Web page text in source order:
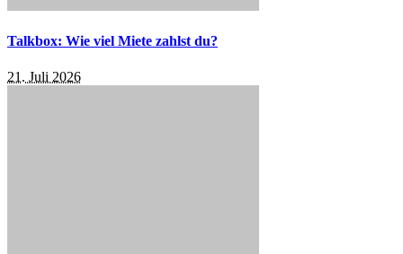
Talkbox: Wie viel Miete zahlst du?
21. Juli 2026